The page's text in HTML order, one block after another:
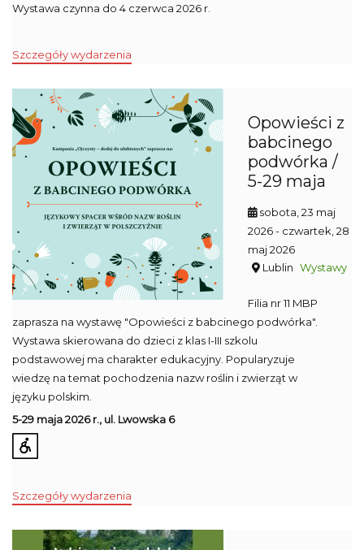
Wystawa czynna do 4 czerwca 2026 r.
Szczegóły wydarzenia
Opowieści z
babcinego
podwórka /
5-29 maja
sobota, 23 maj
2026- czwartek, 28
maj 2026
Lublin Wystawy
Filia nr 11 MBP
zaprasza na wystawę "Opowieści z babcinego podwórka".
Wystawa skierowana do dzieci z klas I-III szkolu
podstawowej ma charakter edukacyjny. Popularyzuje
wiedzę na temat pochodzenia nazw roślin i zwierząt w
języku polskim.
5-29 maja 2026 r., ul. Lwowska 6
Szczegóły wydarzenia